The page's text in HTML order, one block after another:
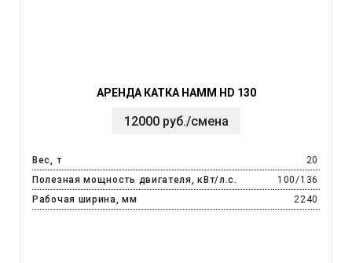
АРЕНДА КАТКА HAMM HD 130
12000 руб./смена
Вес, т
20
Полезная мощность двигателя, кВт/л.с.
100/136
Рабочая ширина, мм
2240